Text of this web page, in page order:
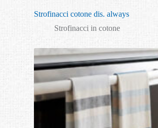
Strofinacci cotone dis. always
Strofinacci in cotone